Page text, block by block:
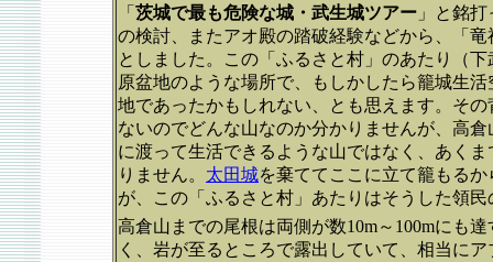
「 茨城で最も危険な城・武生城ツアー 」と銘
の検討、またアオ殿の踏破経験などから、「
としました。この「ふるさと村」のあたり（
原盆地のような場所で、もしかしたら籠城生
地であったかもしれない、とも思えます。そ
ないのでどんな山なのか分かりませんが、高
に渡って生活できるような山ではなく、あく
りません。 太田城を棄ててここに立て籠もる
が、この「ふるさと村」あたりはそうした領
高倉山までの尾根は両側が数10m～100mにも
く、岩が至るところで露出していて、相当に